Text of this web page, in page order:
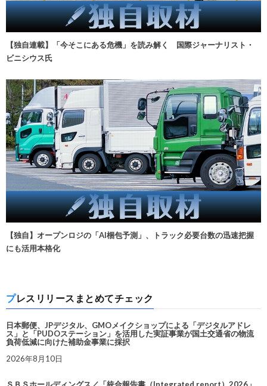
【独自連載】「今そこにある危機」を読み解く 国際ジャーナリスト・
ビニシウス氏
【独自】オープンロジの「AI梱包予測」、トラック必要台数の迅速把握
にも活用本格化
プレスリリースまとめてチェック
日本郵便、JPデジタル、GMOメイクショップによる「デジタルアドレ
ス」と「PUDOステーション」を活用した実証事業が国土交通省の物流
負荷低減に向けた補助金事業に採択
2026年8月10日